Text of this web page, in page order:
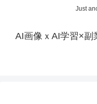
Just
AI画像ｘAI学習×副